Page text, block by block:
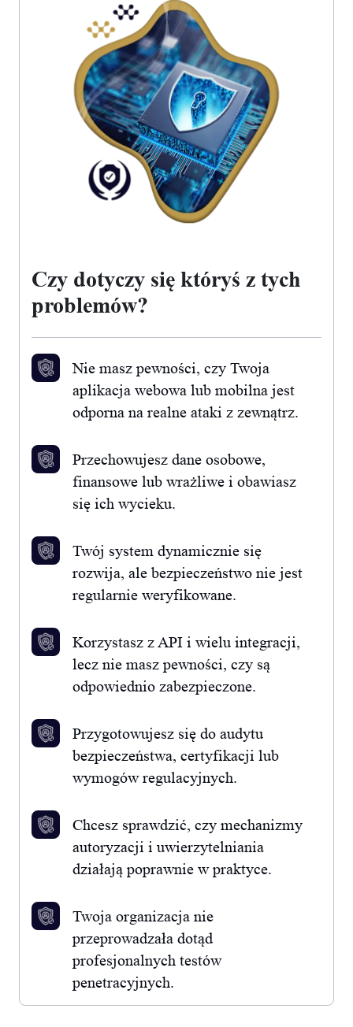
Czy dotyczy się któryś z tych
problemów?
Nie masz pewności, czy Twoja
aplikacja webowa lub mobilna jest
odporna na realne ataki z zewnątrz.
Przechowujesz dane osobowe,
finansowe lub wrażliwe i obawiasz
się ich wycieku.
Twój system dynamicznie się
rozwija, ale bezpieczeństwo nie jest
regularnie weryfikowane.
Korzystasz z API i wielu integracji,
lecz nie masz pewności, czy są
odpowiednio zabezpieczone.
Przygotowujesz się do audytu
bezpieczeństwa, certyfikacji lub
wymogów regulacyjnych.
Chcesz sprawdzić, czy mechanizmy
autoryzacji i uwierzytelniania
działają poprawnie w praktyce.
Twoja organizacja nie
przeprowadzała dotąd
profesjonalnych testów
penetracyjnych.